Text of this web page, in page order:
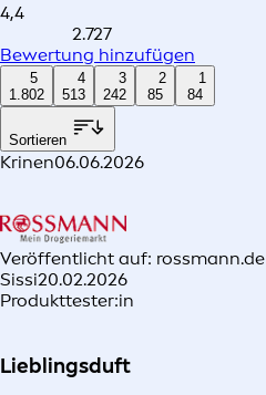
4,4
2.727
Bewertung hinzufügen
5
1.802
4
513
3
242
2
85
1
84
Sortieren
Krinen06.06.2026
Veröffentlicht auf: rossmann.de
Sissi20.02.2026
Produkttester:in
Lieblingsduft